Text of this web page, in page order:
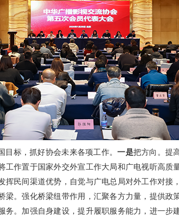
目标，抓好协会未来各项工作。一是把方向。提
工作置于国家外交外宣工作大局和广电视听高质
挥民间渠道优势，自觉与广电总局对外工作对接
梁。强化桥梁纽带作用，汇聚各方力量，提供政
务。加强自身建设，提升履职服务能力，进一步